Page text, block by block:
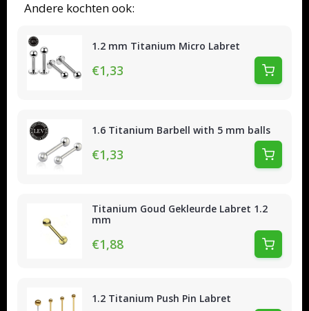
Andere kochten ook:
1.2 mm Titanium Micro Labret
€1,33
1.6 Titanium Barbell with 5 mm balls
€1,33
Titanium Goud Gekleurde Labret 1.2
mm
€1,88
1.2 Titanium Push Pin Labret